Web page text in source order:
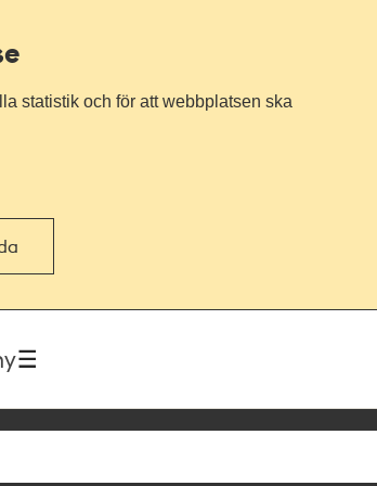
statistik och för att webbplatsen ska